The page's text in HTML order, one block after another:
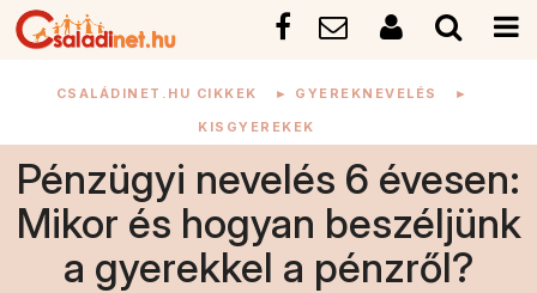
CSALÁDINET.HU CIKKEK ► GYEREKNEVELÉS ►
KISGYEREKEK
Pénzügyi nevelés 6 évesen:
Mikor és hogyan beszéljünk
a gyerekkel a pénzről?